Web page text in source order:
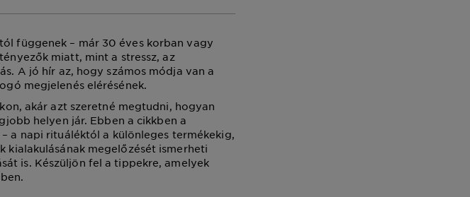
függenek – már 30 éves korban vagy
miatt, mint a stressz, az
A jó hír az, hogy számos módja van a
megjelenés elérésének.
akár azt szeretné megtudni, hogyan
helyen jár. Ebben a cikkben a
a napi rituáléktól a különleges termékekig,
kialakulásának megelőzését ismerheti
is. Készüljön fel a tippekre, amelyek